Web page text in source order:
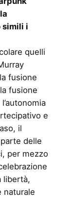
simili i
quelli
fusione
fusione
e
il
delle
per mezzo
libertà,
naturale